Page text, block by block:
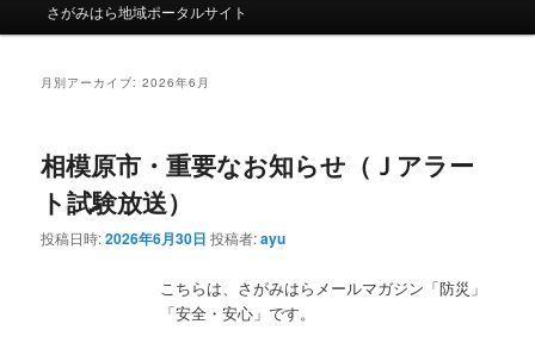
メ
さがみはら地域ポータルサイト
月別アーカイブ:2026年6月
相模原市・重要なお知らせ（Ｊアラー
ト試験放送）
投稿日時:2026年6月30日 投稿者:ayu
こちらは、さがみはらメールマガジン「防災」
「安全・安心」です。